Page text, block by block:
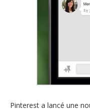
Pinterest a lancé une